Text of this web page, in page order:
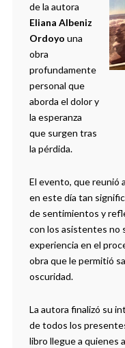
de la autora
Eliana Albeniz
Ordoyo una
obra
profundamente
personal que
aborda el dolor y
la esperanza
que surgen tras
la pérdida.
El evento, que reunió
en este día tan
de sentimientos y
con los asistentes no
experiencia en el
obra que le permitió
oscuridad.
La autora finalizó su
de todos los
libro llegue a quienes